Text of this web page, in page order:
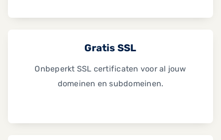
Gratis SSL
Onbeperkt SSL certificaten voor al jouw
domeinen en subdomeinen.